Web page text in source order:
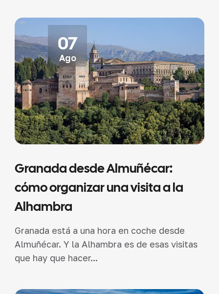
Granada desde Almuñécar:
cómo organizar una visita a la
Alhambra
Granada está a una hora en coche desde
Almuñécar. Y la Alhambra es de esas visitas
que hay que hacer...
07
Ago